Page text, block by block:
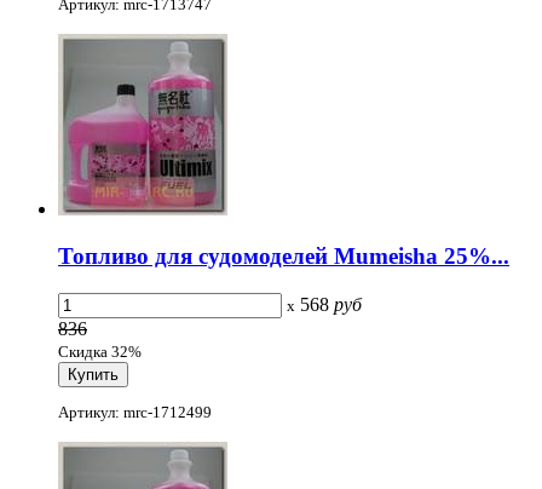
Артикул: mrc-1713747
Топливо для судомоделей Mumeisha 25%...
x 568 руб
836
Скидка 32%
Артикул: mrc-1712499